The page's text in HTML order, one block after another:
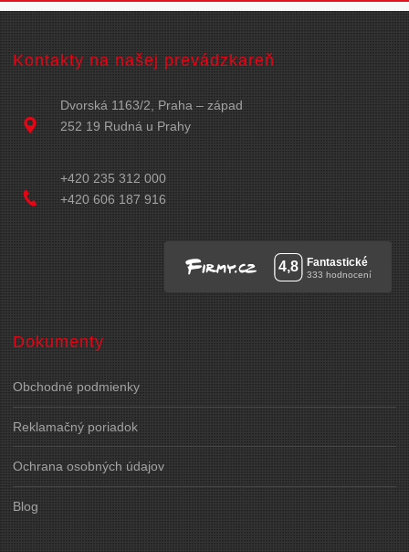
Kontakty na našej prevádzkareň
Dvorská 1163/2, Praha – západ
252 19 Rudná u Prahy
+420 235 312 000
+420 606 187 916
Dokumenty
Obchodné podmienky
Reklamačný poriadok
Ochrana osobných údajov
Blog